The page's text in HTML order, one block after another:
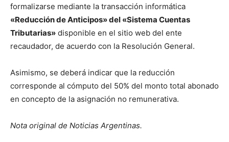
formalizarse mediante la transacción informática
«Reducción de Anticipos» del «Sistema Cuentas
Tributarias» disponible en el sitio web del ente
recaudador, de acuerdo con la Resolución General.
Asimismo, se deberá indicar que la reducción
corresponde al cómputo del 50% del monto total abonado
en concepto de la asignación no remunerativa.
Nota original de Noticias Argentinas.